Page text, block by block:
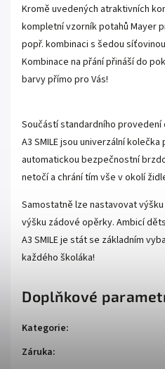
Kromě uvedených atraktivních
kompletní vzorník potahů Mayer
popř. kombinaci s šedou
Kombinace na přání přináší do
barvy přímo pro Vás!
Součástí standardního provedení
A3 SMILE jsou univerzální
automatickou bezpečnostní
netočí a chrání tím vše v okolí
Samostatně lze nastavovat
výšku zádové opěrky. Ambicí
A3 SMILE je stát se základním
každého školáka!
Doplňkové
Kategorie:
Záruka: